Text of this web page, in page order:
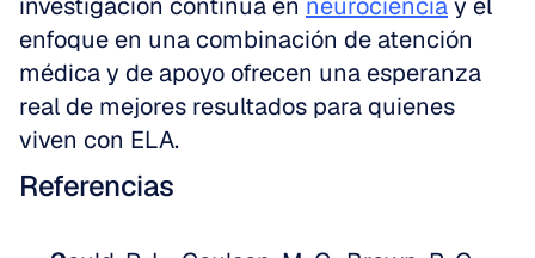
enfoque en una combinación de atención
médica y de apoyo ofrecen una esperanza
real de mejores resultados para quienes
viven con ELA.
Referencias